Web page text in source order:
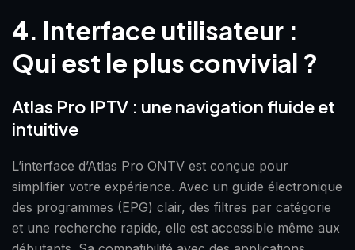
4. Interface utilisateur :
Qui est le plus convivial ?
Atlas Pro IPTV : une navigation fluide et
intuitive
L’interface d’Atlas Pro ONTV est conçue pour
simplifier votre expérience. Avec un guide électronique
des programmes (EPG) clair, des filtres par catégorie
et une recherche rapide, elle est accessible même aux